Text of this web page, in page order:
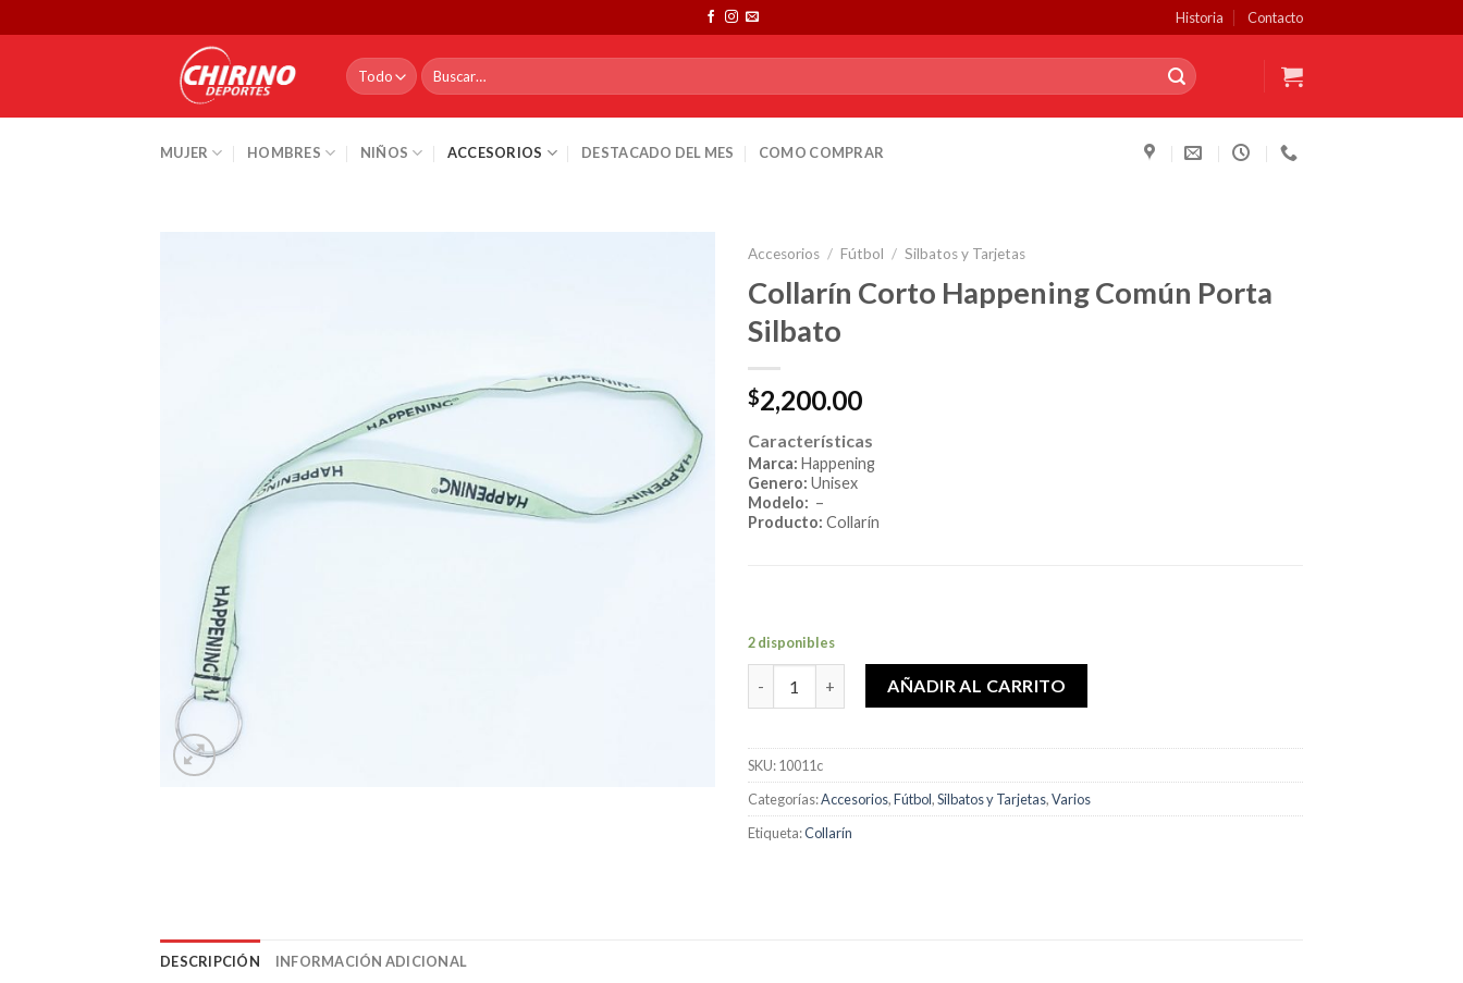
to
Historia Contacto
Buscar
por:
MUJER HOMBRES NIÑOS ACCESORIOS DESTACADO DEL MES COMO COMPRAR
Accesorios / Fútbol / Silbatos y Tarjetas
Collarín Corto Happening Común Porta
Silbato
$2,200.00
Características
Marca: Happening
Genero: Unisex
Modelo: –
Producto: Collarín
2 disponibles
Collarín Corto Happening Común Porta Silbato cantidad
AÑADIR AL CARRITO
SKU:10011c
Categorías:Accesorios,Fútbol,Silbatos y Tarjetas,Varios
Etiqueta:Collarín
DESCRIPCIÓN INFORMACIÓN ADICIONAL